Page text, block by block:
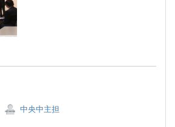
中央中主担